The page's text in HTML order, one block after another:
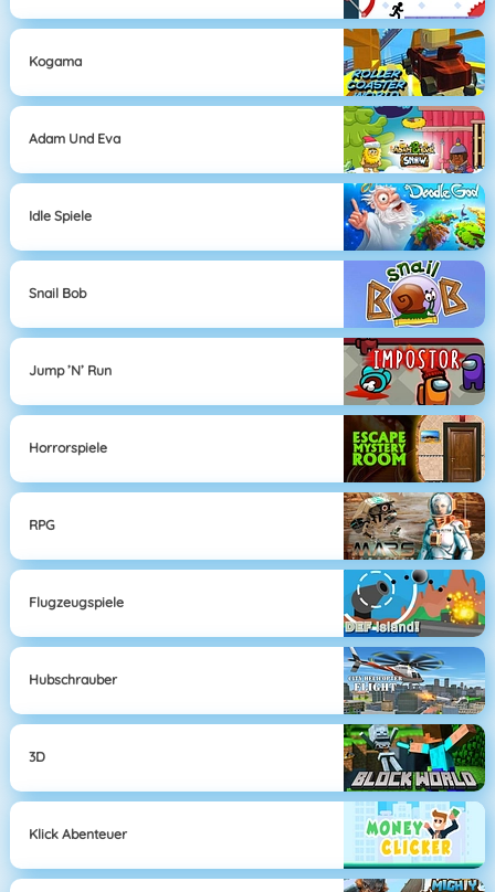
Kogama
Adam Und Eva
Idle Spiele
Snail Bob
Jump ’n’ Run
Horrorspiele
RPG
Flugzeugspiele
Hubschrauber
3D
Klick Abenteuer